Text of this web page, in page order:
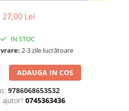
27,00 Lei
IN STOC
2-3 zile lucrătoare
ADAUGA IN COS
9786068653532
ajutor? 0745363436